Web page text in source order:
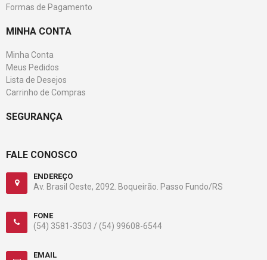
Formas de Pagamento
MINHA CONTA
Minha Conta
Meus Pedidos
Lista de Desejos
Carrinho de Compras
SEGURANÇA
FALE CONOSCO
ENDEREÇO
Av. Brasil Oeste, 2092. Boqueirão. Passo Fundo/RS
FONE
(54) 3581-3503 / (54) 99608-6544
EMAIL